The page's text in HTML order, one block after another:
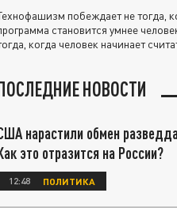
побеждает не тогда,
становится умнее
когда человек начинает
НОВОСТИ
нарастили обмен
это отразится на России?
12:48 ПОЛИТИКА